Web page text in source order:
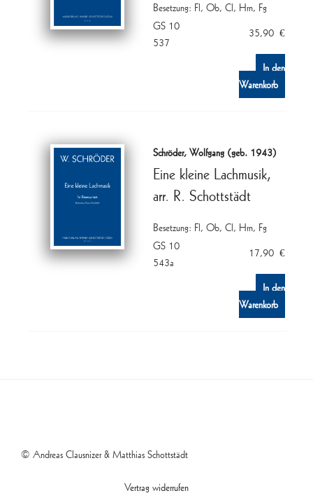
Besetzung: Fl, Ob, Cl, Hrn, Fg
GS 10
537
35,90 €
In den
Warenkorb
Schröder, Wolfgang (geb. 1943)
Eine kleine Lachmusik,
arr. R. Schottstädt
Besetzung: Fl, Ob, Cl, Hrn, Fg
GS 10
543a
17,90 €
In den
Warenkorb
© Andreas Clausnizer & Matthias Schottstädt
Vertrag widerrufen